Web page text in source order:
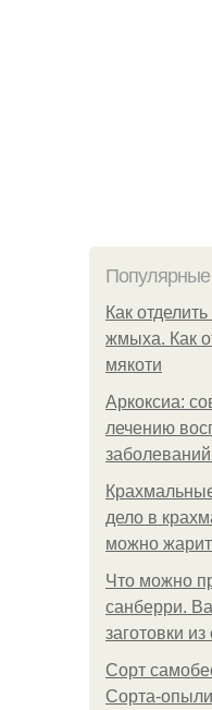
Как
жмыха. Как
мякоти
Аркоксиа:
лечению
дело в
можно
Что можно
санберри.
заготовки
Сорт
Сорта-